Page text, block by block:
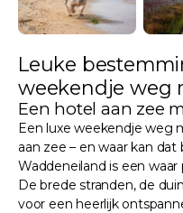
Leuke
weekendje weg
Een hotel aan zee
Een luxe weekendje weg
aan zee – en waar kan
Waddeneiland is een
De brede stranden, de
voor een heerlijk